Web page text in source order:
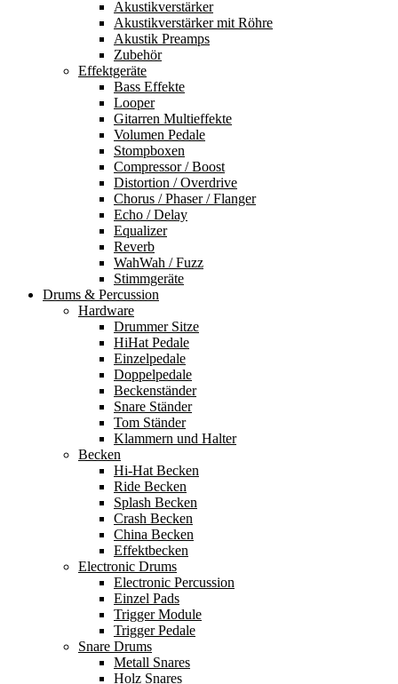
Akustikverstärker
Akustikverstärker mit Röhre
Akustik Preamps
Zubehör
Effektgeräte
Bass Effekte
Looper
Gitarren Multieffekte
Volumen Pedale
Stompboxen
Compressor / Boost
Distortion / Overdrive
Chorus / Phaser / Flanger
Echo / Delay
Equalizer
Reverb
WahWah / Fuzz
Stimmgeräte
Drums & Percussion
Hardware
Drummer Sitze
HiHat Pedale
Einzelpedale
Doppelpedale
Beckenständer
Snare Ständer
Tom Ständer
Klammern und Halter
Becken
Hi-Hat Becken
Ride Becken
Splash Becken
Crash Becken
China Becken
Effektbecken
Electronic Drums
Electronic Percussion
Einzel Pads
Trigger Module
Trigger Pedale
Snare Drums
Metall Snares
Holz Snares